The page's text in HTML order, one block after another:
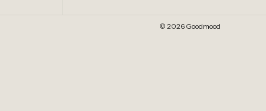
© 2026 Goodmood